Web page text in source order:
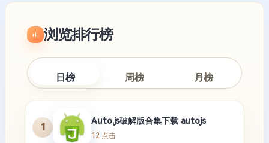
浏览排行榜
日榜 周榜 月榜
1
Auto.js破解版合集下载 autojs
12 点击